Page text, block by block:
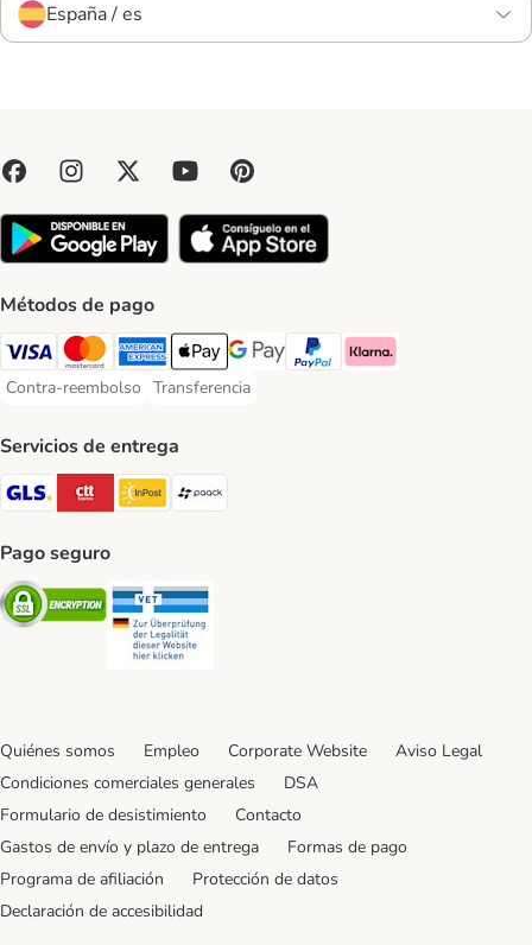
España / es
Métodos de pago
Visa Payment Method
Mastercard Payment Method
American Express Payment Method
Apple Pay Payment Method
Google Pay Payment Method
PayPal Payment Method
Klarna Payment Method
Contra-reembolso
Contra-reembolso Payment Method
Transferencia
Transferencia Payment Method
Servicios de entrega
GLS Shipping Method
CTTExpress Shipping Method
InPost Shipping Method
paack Shipping Method
Pago seguro
Security
Quiénes somos Empleo Corporate Website
Aviso Legal
Condiciones comerciales generales
DSA
Formulario de desistimiento
Contacto
Gastos de envío y plazo de entrega
Formas de pago
Programa de afiliación
Protección de datos
Declaración de accesibilidad